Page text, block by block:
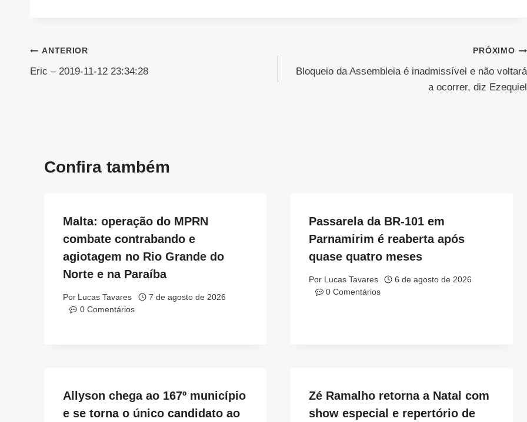
Navegação
de
ANTERIOR
Eric – 2019-11-12 23:34:28
PRÓXIMO
Bloqueio da Assembleia é inadmissível e não voltará
a ocorrer, diz Ezequiel
Confira também
Malta: operação do MPRN
combate contrabando e
agiotagem no Rio Grande do
Norte e na Paraíba
Por Lucas Tavares
7 de agosto de 2026
0 Comentários
Passarela da BR-101 em
Parnamirim é reaberta após
quase quatro meses
Por Lucas Tavares
6 de agosto de 2026
0 Comentários
Allyson chega ao 167º município
e se torna o único candidato ao
Zé Ramalho retorna a Natal com
show especial e repertório de